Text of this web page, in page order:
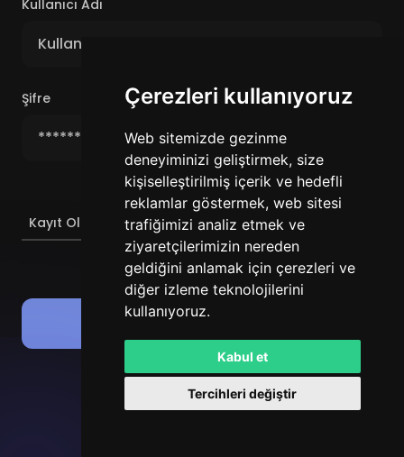
Çerezleri kullanıyoruz
Web sitemizde gezinme
deneyiminizi geliştirmek, size
kişiselleştirilmiş içerik ve hedefli
reklamlar göstermek, web sitesi
trafiğimizi analiz etmek ve
ziyaretçilerimizin nereden
geldiğini anlamak için çerezleri ve
diğer izleme teknolojilerini
kullanıyoruz.
Kabul et
Tercihleri değiştir
Kullanıcı Adı
Şifre Şifremi Unuttum
Kayıt Ol Giriş Yap
veya
Discord ile giriş yap